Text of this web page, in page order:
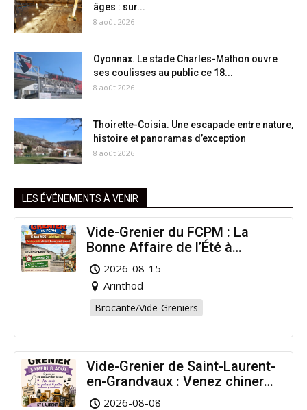
âges : sur...
8 août 2026
Oyonnax. Le stade Charles-Mathon ouvre
ses coulisses au public ce 18...
8 août 2026
Thoirette-Coisia. Une escapade entre nature,
histoire et panoramas d’exception
8 août 2026
LES ÉVÉNEMENTS À VENIR
Vide-Grenier du FCPM : La
Bonne Affaire de l’Été à
Arinthod !
2026-08-15
Arinthod
Brocante/Vide-Greniers
Vide-Grenier de Saint-Laurent-
en-Grandvaux : Venez chiner
pour la bonne cause !
2026-08-08